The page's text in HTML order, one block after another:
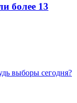
более 13
выборы сегодня?